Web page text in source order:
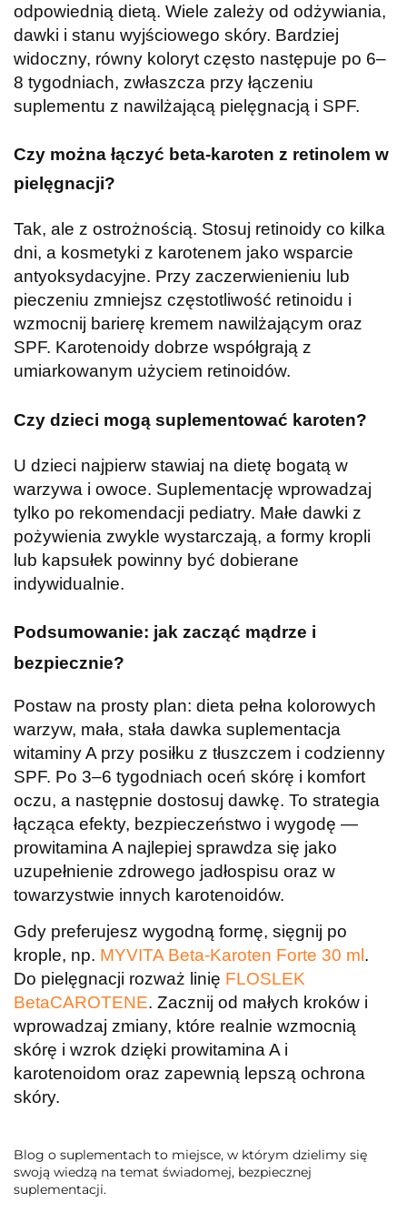
odpowiednią dietą. Wiele zależy od odżywiania,
dawki i stanu wyjściowego skóry. Bardziej
widoczny, równy koloryt często następuje po 6–
8 tygodniach, zwłaszcza przy łączeniu
suplementu z nawilżającą pielęgnacją i SPF.
Czy można łączyć beta-karoten z retinolem w
pielęgnacji?
Tak, ale z ostrożnością. Stosuj retinoidy co kilka
dni, a kosmetyki z karotenem jako wsparcie
antyoksydacyjne. Przy zaczerwienieniu lub
pieczeniu zmniejsz częstotliwość retinoidu i
wzmocnij barierę kremem nawilżającym oraz
SPF. Karotenoidy dobrze współgrają z
umiarkowanym użyciem retinoidów.
Czy dzieci mogą suplementować karoten?
U dzieci najpierw stawiaj na dietę bogatą w
warzywa i owoce. Suplementację wprowadzaj
tylko po rekomendacji pediatry. Małe dawki z
pożywienia zwykle wystarczają, a formy kropli
lub kapsułek powinny być dobierane
indywidualnie.
Podsumowanie: jak zacząć mądrze i
bezpiecznie?
Postaw na prosty plan: dieta pełna kolorowych
warzyw, mała, stała dawka suplementacja
witaminy A przy posiłku z tłuszczem i codzienny
SPF. Po 3–6 tygodniach oceń skórę i komfort
oczu, a następnie dostosuj dawkę. To strategia
łącząca efekty, bezpieczeństwo i wygodę —
prowitamina A najlepiej sprawdza się jako
uzupełnienie zdrowego jadłospisu oraz w
towarzystwie innych karotenoidów.
Gdy preferujesz wygodną formę, sięgnij po
krople, np. MYVITA Beta-Karoten Forte 30 ml .
Do pielęgnacji rozważ linię FLOSLEK
BetaCAROTENE. Zacznij od małych kroków i
wprowadzaj zmiany, które realnie wzmocnią
skórę i wzrok dzięki prowitamina A i
karotenoidom oraz zapewnią lepszą ochrona
skóry.
Blog o suplementach to miejsce, w którym dzielimy się
swoją wiedzą na temat świadomej, bezpiecznej
suplementacji.